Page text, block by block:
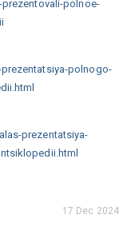
polnoe-
polnogo-
prezentatsiya-
17 Dec 2024